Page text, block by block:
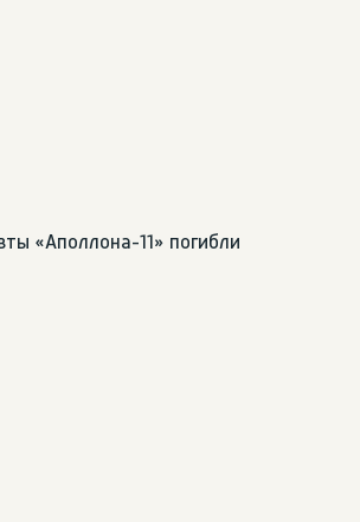
«Аполлона-11» погибли